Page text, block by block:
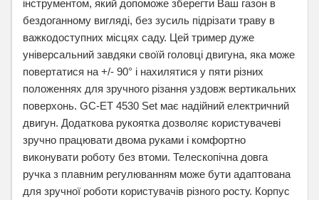
інструментом, який допоможе зберегти Ваш газон в
бездоганному вигляді, без зусиль підрізати траву в
важкодоступних місцях саду. Цей тример дуже
універсальний завдяки своїй головці двигуна, яка може
повертатися на +/- 90° і нахилятися у пяти різних
положеннях для зручного різання уздовж вертикальних
поверхонь. GC-ET 4530 Set має надійний електричний
двигун. Додаткова рукоятка дозволяє користувачеві
зручно працювати двома руками і комфортно
виконувати роботу без втоми. Телескопічна довга
ручка з плавним регулюванням може бути адаптована
для зручної роботи користувачів різного росту. Корпус